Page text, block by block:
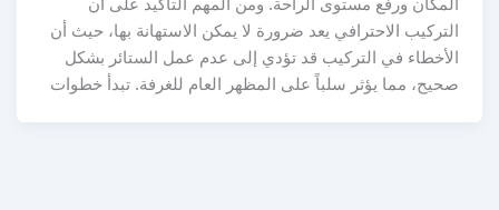
المكان ورفع مستوى الراحة. ومن المهم التأكيد على أن
التركيب الاحترافي يعد ضرورة لا يمكن الاستهانة بها، حيث أن
الأخطاء في التركيب قد تؤدي إلى عدم عمل الستائر بشكل
صحيح، مما يؤثر سلباً على المظهر العام للغرفة. تبدأ خطوات